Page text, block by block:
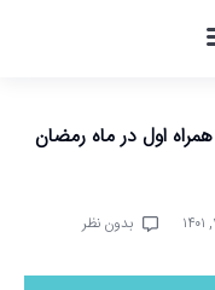
اول در ماه رمضان
بدون نظر